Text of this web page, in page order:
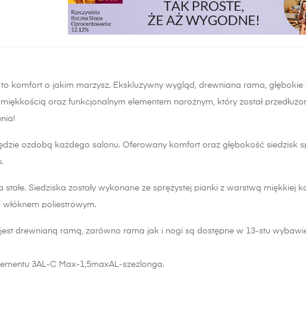
komfort o jakim marzysz. Ekskluzywny wygląd, drewniana rama,
oraz funkcjonalnym elementem narożnym, który został
ozdobą każdego salonu. Oferowany komfort oraz głębokość siedzisk
Siedziska zostały wykonane ze sprężystej pianki z warstwą miękkiej
poliestrowym.
drewnianą ramą, zarówno rama jak i nogi są dostępne w 13-stu
3AL-C Max-1,5maxAL-szezlonga.